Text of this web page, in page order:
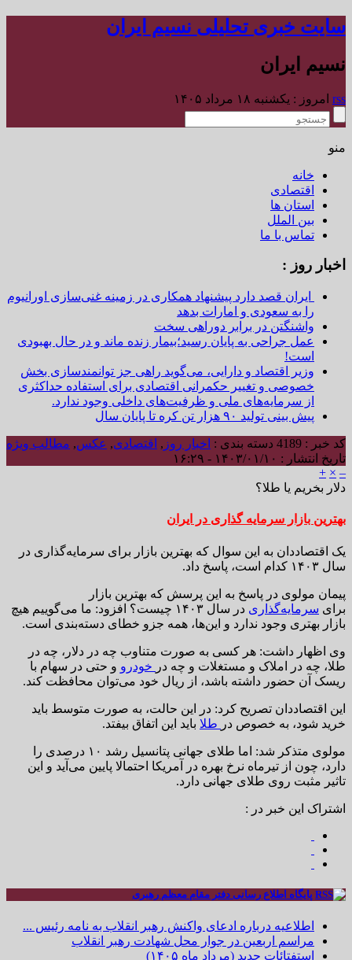
سایت خبری تحلیلی نسیم ایران
نسیم ایران
rss امروز : یکشنبه ۱۸ مرداد ۱۴۰۵
منو
خانه
اقتصادی
استان ها
بین الملل
تماس با ما
اخبار روز :
ایران قصد دارد پیشنهاد همکاری در زمینه غنی‌سازی اورانیوم
را به سعودی و امارات بدهد
واشنگتن در برابر دوراهی سخت
عمل جراحی به پایان رسید؛بیمار زنده ماند و در حال بهبودی
است!
وزیر اقتصاد و دارایی، می‌گوید راهی جز توانمندسازی بخش
خصوصی و تغییر حکمرانی اقتصادی برای استفاده حداکثری
از سرمایه‌های ملی و ظرفیت‌های داخلی وجود ندارد.
پیش بینی تولید ۹۰ هزار تن کره تا پایان سال
کد خبر : 4189 دسته بندی : اخبار روز , اقتصادی, عکس, مطالب ویژه
تاریخ انتشار : ۱۴۰۳/۰۱/۱۰ - ۱۶:۲۹
–
×
+
دلار بخریم یا طلا؟
بهترین بازار سرمایه گذاری در ایران
یک اقتصاددان به این سوال که بهترین بازار برای سرمایه‌گذاری در
سال ۱۴۰۳ کدام است، پاسخ داد.
پیمان مولوی در پاسخ به این پرسش که بهترین بازار
برای سرمایه‌گذاری
در سال ۱۴۰۳ چیست؟ افزود: ما می‌گوییم هیچ
بازار بهتری وجود ندارد و این‌ها، همه جزو خطای دسته‌بندی است.
وی اظهار داشت: هر کسی به صورت متناوب چه در دلار، چه در
طلا، چه در املاک و مستغلات و چه در خودرو و حتی در سهام با
ریسک آن حضور داشته باشد، از ریال خود می‌توان محافظت کند.
این اقتصاددان تصریح کرد: در این حالت، به صورت متوسط باید
خرید شود، به خصوص در طلا باید این اتفاق بیفتد.
مولوی متذکر شد: اما طلای جهانی پتانسیل رشد ۱۰ درصدی را
دارد، چون از تیرماه نرخ بهره در آمریکا احتمالا پایین می‌آید و این
تاثیر مثبت روی طلای جهانی دارد.
اشتراک این خبر در :
پایگاه اطلاع رسانی دفتر مقام معظم رهبری
اطلاعیه درباره ادعای واکنش رهبر انقلاب به نامه رئیس ...
مراسم اربعین در جوار محل شهادت رهبر انقلاب
استفتائات جدید (مرداد ماه ۱۴۰۵)